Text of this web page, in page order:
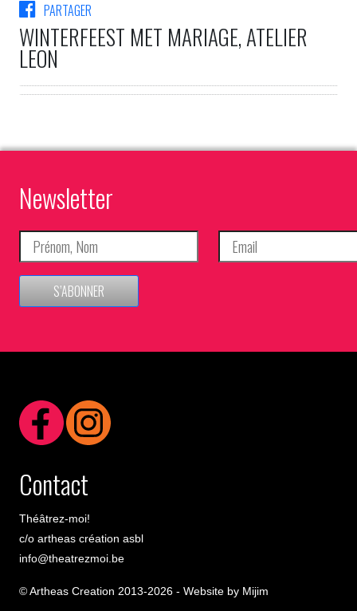
PARTAGER
WINTERFEEST MET MARIAGE, ATELIER
LEON
Newsletter
S’ABONNER
Contact
Théâtrez-moi!
c/o artheas création asbl
info@theatrezmoi.be
© Artheas Creation 2013-2026 - Website by Mijim